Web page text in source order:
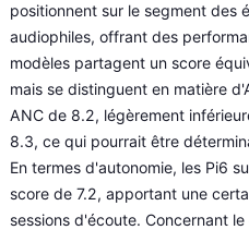
positionnent sur le segment des
audiophiles, offrant des
modèles partagent un score
mais se distinguent en matière
ANC de 8.2, légèrement
8.3, ce qui pourrait être
En termes d'autonomie, les Pi6
score de 7.2, apportant une
sessions d'écoute. Concernant